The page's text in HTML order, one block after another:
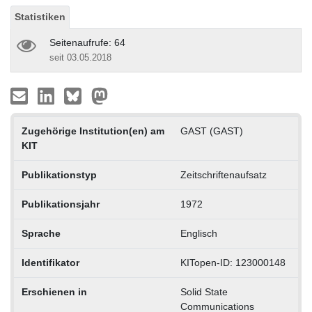
Statistiken
Seitenaufrufe: 64
seit 03.05.2018
Zugehörige Institution(en) am
KIT
GAST (GAST)
Publikationstyp Zeitschriftenaufsatz
Publikationsjahr 1972
Sprache Englisch
Identifikator KITopen-ID: 123000148
Erschienen in
Solid State
Communications